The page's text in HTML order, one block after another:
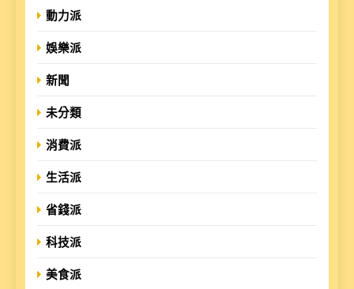
動力派
娛樂派
新聞
未分類
消費派
生活派
省錢派
科技派
美食派